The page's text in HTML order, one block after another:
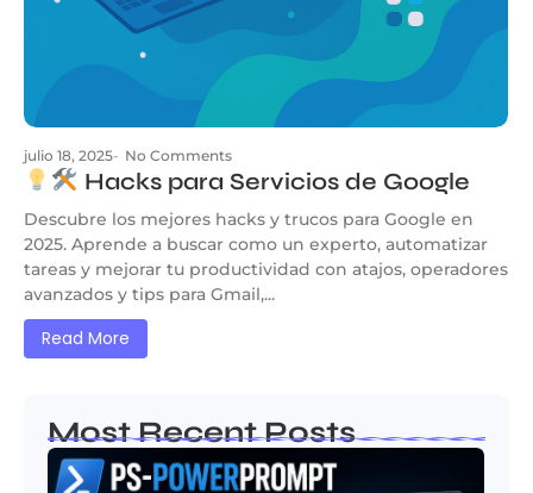
julio 18, 2025- No Comments
Hacks para Servicios de Google
Descubre los mejores hacks y trucos para Google en
2025. Aprende a buscar como un experto, automatizar
tareas y mejorar tu productividad con atajos, operadores
avanzados y tips para Gmail,...
Read More
Most Recent Posts